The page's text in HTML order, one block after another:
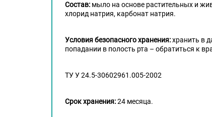
Состав: мыло на основе растительных и
хлорид натрия, карбонат натрия.
Условия безопасного хранения:хранить в
попадании в полость рта – обратиться к
ТУ У 24.5-30602961.005-2002
Срок хранения:24 месяца.